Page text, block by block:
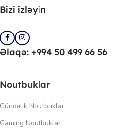
Bizi izləyin
Əlaqə: +994 50 499 66 56
Noutbuklar
Gündəlik Noutbuklar
Gaming Noutbuklar